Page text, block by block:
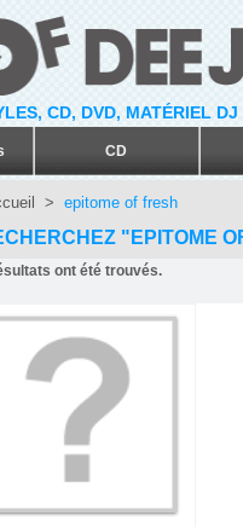
CD, DVD, MATÉRIEL
CD
> epitome of fresh
"EPITOME
ont été trouvés.